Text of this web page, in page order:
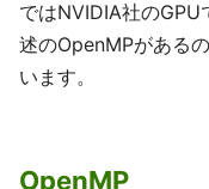
ではNVIDIA社の
述のOpenMPがある
います。
OpenMP